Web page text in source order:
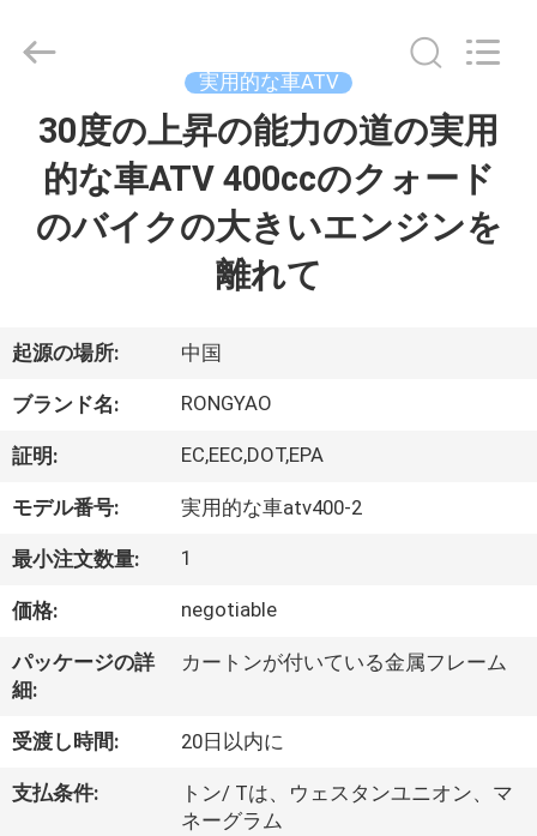
ク
ト
私
達
つ
い
て
工
Shanghai
Rongyao
Reserved.
実用的な車ATV
30度の上昇の能力の道の実用
的な車ATV 400ccのクォード
のバイクの大きいエンジンを
離れて
起源の場所: 中国
ブランド名: RONGYAO
証明: EC,EEC,DOT,EPA
モデル番号: 実用的な車atv400-2
最小注文数量: 1
価格: negotiable
パッケージの詳
細:
カートンが付いている金属フレーム
受渡し時間: 20日以内に
支払条件:
トン/ Tは、ウェスタンユニオン、マ
ネーグラム